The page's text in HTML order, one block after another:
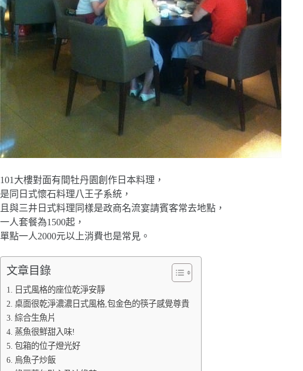
101大樓對面有間牡丹園創作日本料理，
是同日式懷石料理八王子系統，
且與三井日式料理同樣是政商名流宴請賓客常去地點，
一人套餐為1500起，
單點一人2000元以上消費也是常見。
文章目錄
日式風格的座位乾淨安靜
桌面很乾淨濃濃日式風格,包金色的筷子感覺尊貴
綜合生魚片
蒸魚很鮮甜入味!
包箱的位子燈光好
烏魚子炒飯